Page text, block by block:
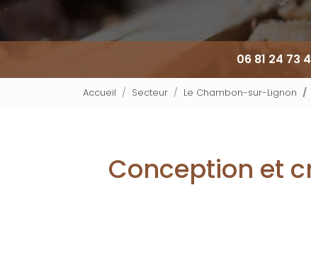
06 81 24 73
Accueil Secteur Le Chambon-sur-Lignon
Conception et